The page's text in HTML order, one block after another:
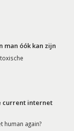
man óók kan zijn
current internet
human again?